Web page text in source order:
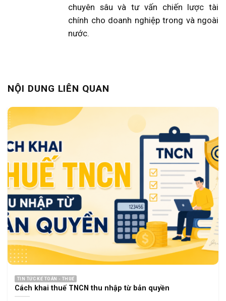
chuyên sâu và tư vấn chiến lược tài
chính cho doanh nghiệp trong và ngoài
nước.
NỘI DUNG LIÊN QUAN
TIN TỨC KẾ TOÁN - THUẾ
Cách khai thuế TNCN thu nhập từ bản quyền